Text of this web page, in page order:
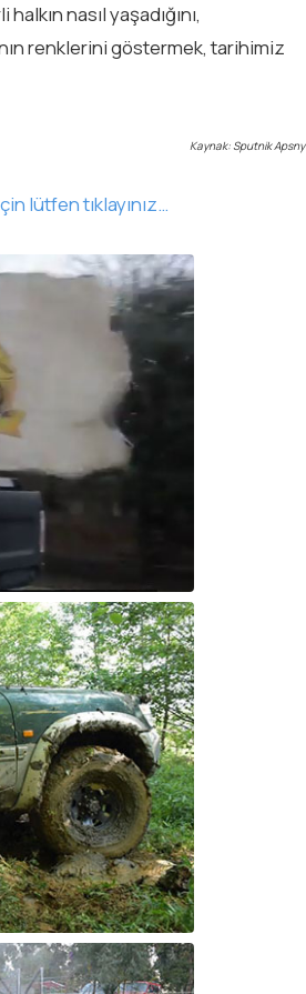
nasıl yaşadığını,
renklerini göstermek, tarihimiz
Kaynak: Sputnik Apsny
lütfen tıklayınız…